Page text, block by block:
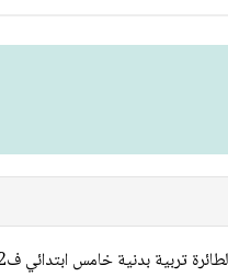
تربية بدنية خامس ابتدائي ف2